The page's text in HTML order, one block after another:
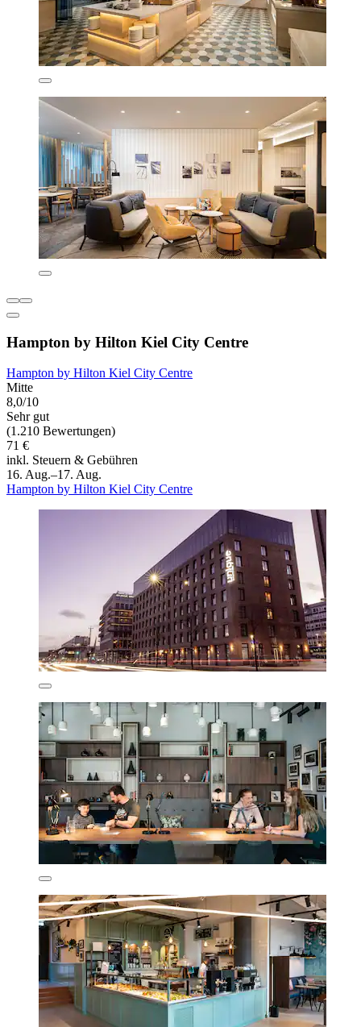
Hampton by Hilton Kiel City Centre
Hampton by Hilton Kiel City Centre
Mitte
8,0/10
Sehr gut
(1.210 Bewertungen)
71 €
inkl. Steuern & Gebühren
16. Aug.–17. Aug.
Hampton by Hilton Kiel City Centre